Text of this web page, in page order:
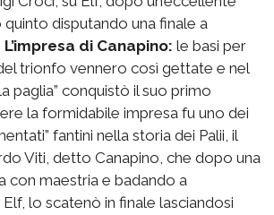
disputando una finale a
L’impresa di Canapino: le basi per
trionfo vennero così gettate e nel
paglia” conquistò il suo primo
la formidabile impresa fu uno dei
fantini nella storia dei Palii, il
Viti, detto Canapino, che dopo una
con maestria e badando a
lo scatenò in finale lasciandosi